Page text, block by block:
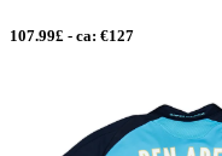
107.99£ - ca: €127